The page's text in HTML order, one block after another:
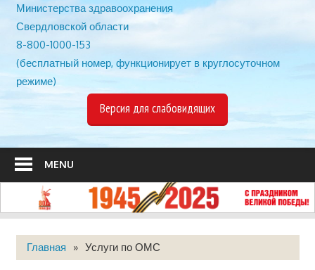
Министерства здравоохранения
Свердловской области
8-800-1000-153
(бесплатный номер, функционирует в круглосуточном
режиме)
Версия для слабовидящих
MENU
Главная » Услуги по ОМС